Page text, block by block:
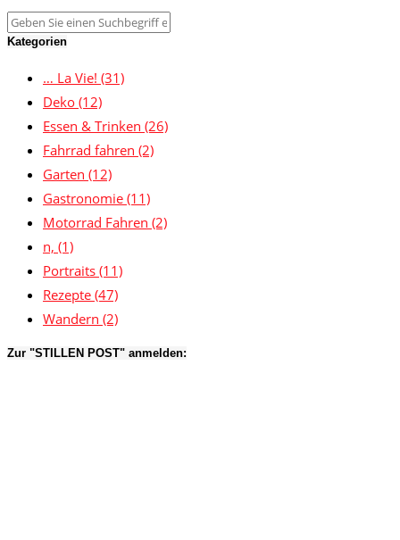
Kategorien
… La Vie! (31)
Deko (12)
Essen & Trinken (26)
Fahrrad fahren (2)
Garten (12)
Gastronomie (11)
Motorrad Fahren (2)
n, (1)
Portraits (11)
Rezepte (47)
Wandern (2)
Zur "STILLEN POST" anmelden: